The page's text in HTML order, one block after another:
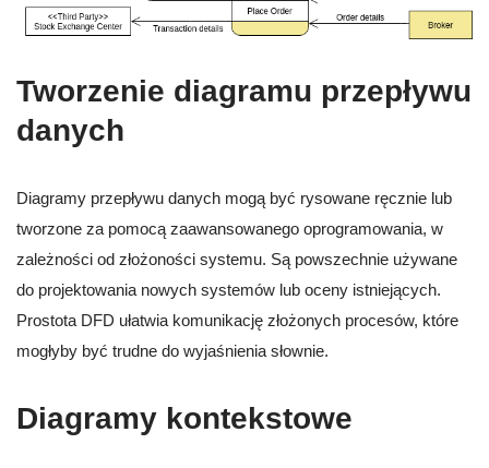
Tworzenie diagramu przepływu
danych
Diagramy przepływu danych mogą być rysowane ręcznie lub
tworzone za pomocą zaawansowanego oprogramowania, w
zależności od złożoności systemu. Są powszechnie używane
do projektowania nowych systemów lub oceny istniejących.
Prostota DFD ułatwia komunikację złożonych procesów, które
mogłyby być trudne do wyjaśnienia słownie.
Diagramy kontekstowe